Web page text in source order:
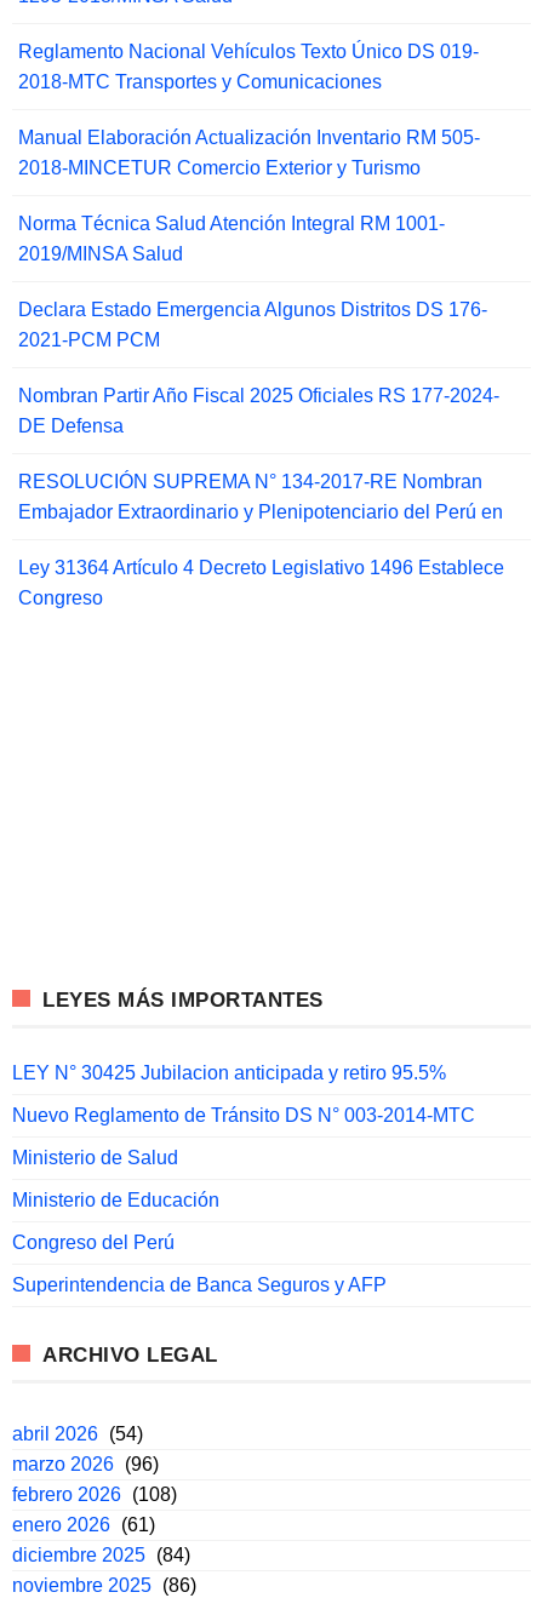
Reglamento Nacional Vehículos Texto Único DS 019-
2018-MTC Transportes y Comunicaciones
Manual Elaboración Actualización Inventario RM 505-
2018-MINCETUR Comercio Exterior y Turismo
Norma Técnica Salud Atención Integral RM 1001-
2019/MINSA Salud
Declara Estado Emergencia Algunos Distritos DS 176-
2021-PCM PCM
Nombran Partir Año Fiscal 2025 Oficiales RS 177-2024-
DE Defensa
RESOLUCIÓN SUPREMA N° 134-2017-RE Nombran
Embajador Extraordinario y Plenipotenciario del Perú en
Ley 31364 Artículo 4 Decreto Legislativo 1496 Establece
Congreso
LEYES MÁS IMPORTANTES
LEY N° 30425 Jubilacion anticipada y retiro 95.5%
Nuevo Reglamento de Tránsito DS N° 003-2014-MTC
Ministerio de Salud
Ministerio de Educación
Congreso del Perú
Superintendencia de Banca Seguros y AFP
ARCHIVO LEGAL
abril 2026 (54)
marzo 2026 (96)
febrero 2026 (108)
enero 2026 (61)
diciembre 2025 (84)
noviembre 2025 (86)